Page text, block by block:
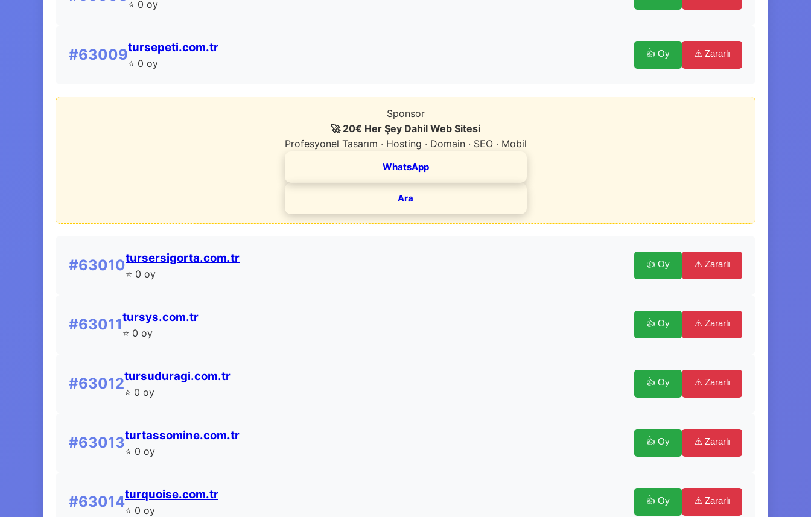
⭐ 0 oy
#63009tursepeti.com.tr
⭐ 0 oy
👍 Oy ⚠️ Zararlı
Sponsor
🚀 20€ Her Şey Dahil Web Sitesi
Profesyonel Tasarım · Hosting · Domain · SEO · Mobil
WhatsApp
Ara
#63010tursersigorta.com.tr
⭐ 0 oy
👍 Oy ⚠️ Zararlı
#63011tursys.com.tr
⭐ 0 oy
👍 Oy ⚠️ Zararlı
#63012tursuduragi.com.tr
⭐ 0 oy
👍 Oy ⚠️ Zararlı
#63013turtassomine.com.tr
⭐ 0 oy
👍 Oy ⚠️ Zararlı
#63014turquoise.com.tr
⭐ 0 oy
👍 Oy ⚠️ Zararlı